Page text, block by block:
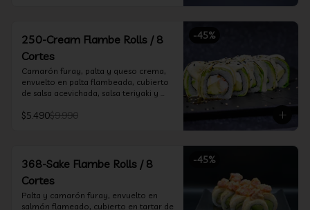
-45%
250-Cream Flambe Rolls / 8
Cortes
Camarón furay, palta y queso crema,
envuelto en palta flambeada, cubierto
de salsa acevichada, salsa teriyaki y
$5.490$9.990
-45%
368-Sake Flambe Rolls / 8
Cortes
Palta y camarón furay, envuelto en
salmón flameado, cubierto en tartar de